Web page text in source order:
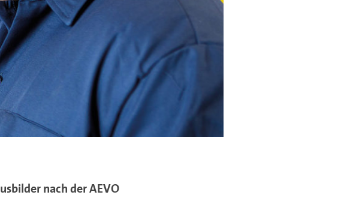
nach der AEVO